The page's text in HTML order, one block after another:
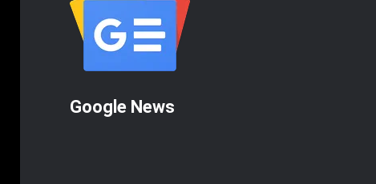
Google News